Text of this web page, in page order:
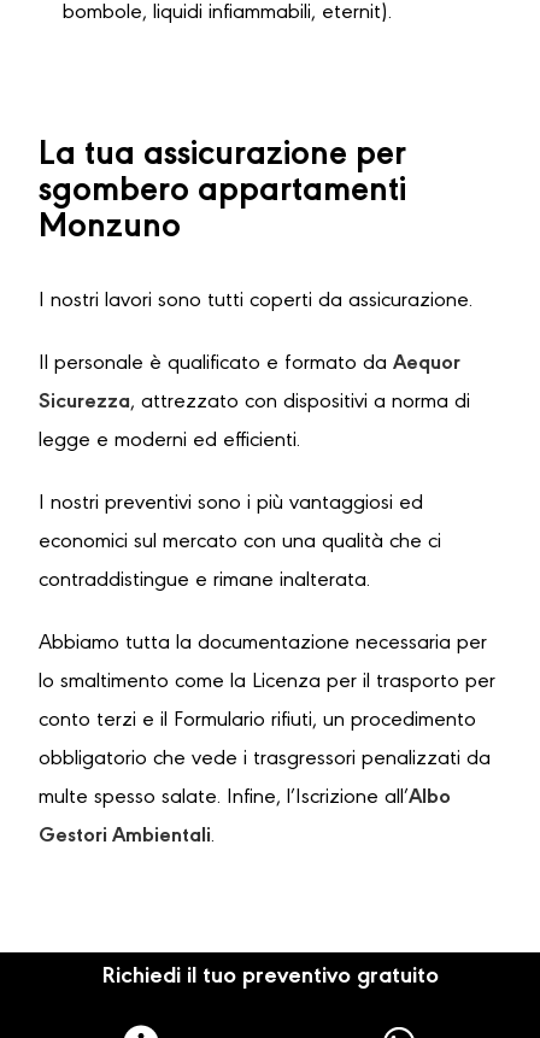
bombole, liquidi infiammabili, eternit).
La tua assicurazione per
sgombero appartamenti
Monzuno
I nostri lavori sono tutti coperti da assicurazione.
Il personale è qualificato e formato da Aequor
Sicurezza, attrezzato con dispositivi a norma di
legge e moderni ed efficienti.
I nostri preventivi sono i più vantaggiosi ed
economici sul mercato con una qualità che ci
contraddistingue e rimane inalterata.
Abbiamo tutta la documentazione necessaria per
lo smaltimento come la Licenza per il trasporto per
conto terzi e il Formulario rifiuti, un procedimento
obbligatorio che vede i trasgressori penalizzati da
multe spesso salate. Infine, l’Iscrizione all’Albo
Gestori Ambientali.
Richiedi il tuo preventivo gratuito